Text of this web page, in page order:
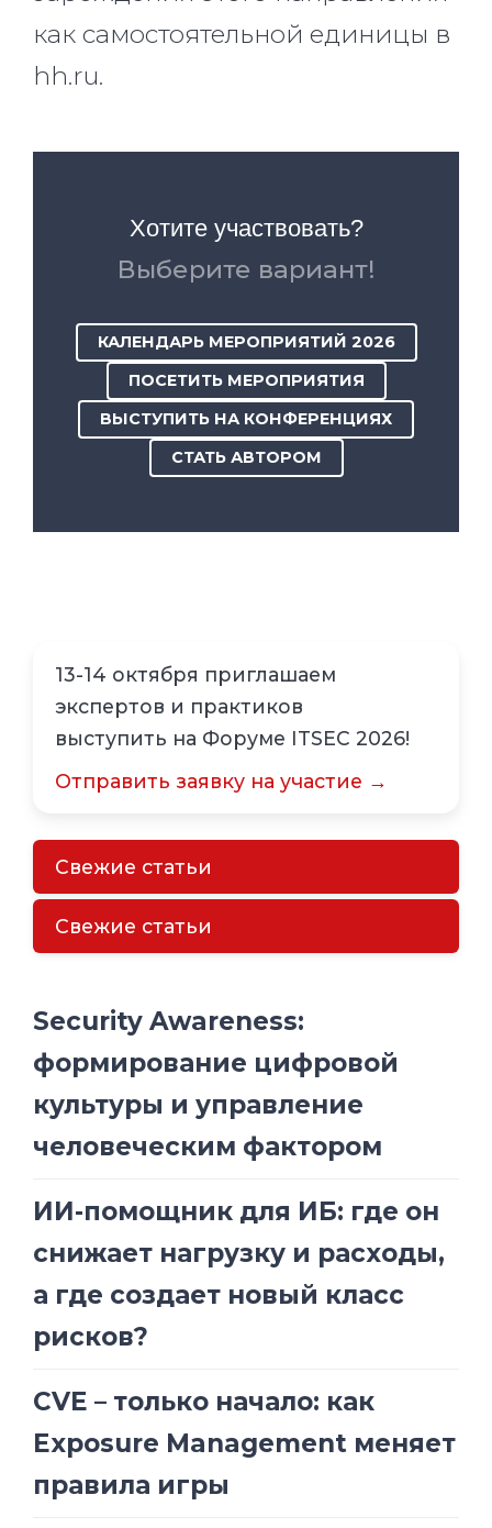
как самостоятельной единицы в
hh.ru.
Хотите участвовать?
Выберите вариант!
КАЛЕНДАРЬ МЕРОПРИЯТИЙ 2026
ПОСЕТИТЬ МЕРОПРИЯТИЯ
ВЫСТУПИТЬ НА КОНФЕРЕНЦИЯХ
СТАТЬ АВТОРОМ
13-14 октября приглашаем
экспертов и практиков
выступить на Форуме ITSEC 2026!
Отправить заявку на участие →
Свежие статьи
Свежие статьи
Security Awareness:
формирование цифровой
культуры и управление
человеческим фактором
ИИ-помощник для ИБ: где он
снижает нагрузку и расходы,
а где создает новый класс
рисков?
CVE – только начало: как
Exposure Management меняет
правила игры